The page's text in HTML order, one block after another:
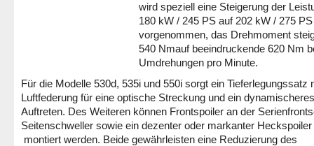
wird speziell eine Steigerung der
180 kW / 245 PS auf 202 kW / 275 PS
vorgenommen, das Drehmoment
540 Nmauf beeindruckende 620 Nm
Umdrehungen pro Minute.
Für die Modelle 530d, 535i und 550i sorgt ein Tieferlegungssatz
Luftfederung für eine optische Streckung und ein dynamischeres
Auftreten. Des Weiteren können Frontspoiler an der
Seitenschweller sowie ein dezenter oder markanter Heckspoiler
montiert werden. Beide gewährleisten eine Reduzierung des